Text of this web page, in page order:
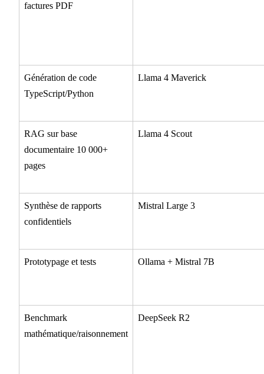
factures PDF
Génération de code
TypeScript/Python
Llama 4 Maverick
RAG sur base
documentaire 10 000+
pages
Llama 4 Scout
Synthèse de rapports
confidentiels
Mistral Large 3
Prototypage et tests Ollama + Mistral 7B
Benchmark
mathématique/raisonnement
DeepSeek R2